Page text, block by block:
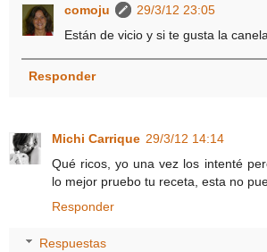
comoju
29/3/12 23:05
Están de vicio y si te gusta la
Responder
Michi Carrique 29/3/12 14:14
Qué ricos, yo una vez los intenté
lo mejor pruebo tu receta, esta no
Responder
Respuestas